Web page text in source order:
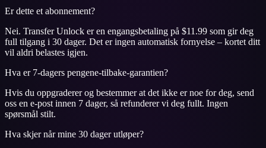
Er dette et abonnement?
Nei. Transfer Unlock er en engangsbetaling på $11.99 som gir deg
full tilgang i 30 dager. Det er ingen automatisk fornyelse – kortet ditt
vil aldri belastes igjen.
Hva er 7-dagers pengene-tilbake-garantien?
Hvis du oppgraderer og bestemmer at det ikke er noe for deg, send
oss en e-post innen 7 dager, så refunderer vi deg fullt. Ingen
spørsmål stilt.
Hva skjer når mine 30 dager utløper?